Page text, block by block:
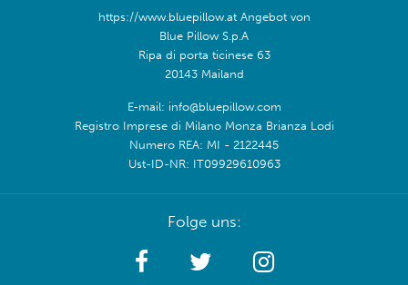
https://www.bluepillow.at Angebot von
Blue Pillow S.p.A
Ripa di porta ticinese 63
20143 Mailand
E-mail: info@bluepillow.com
Registro Imprese di Milano Monza Brianza Lodi
Numero REA: MI - 2122445
Ust-ID-NR: IT09929610963
Folge uns: